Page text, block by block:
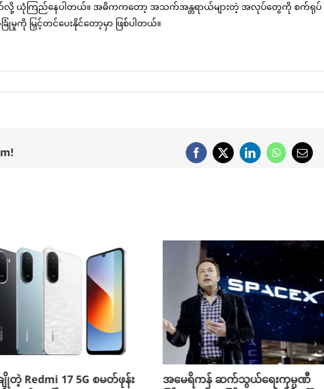
ယုံကြည်နေပါတယ်။ အဓိကကတော့ အသက်အန္တရာယ်များတဲ့ အလုပ်တွေကို စက်ရုပ်
ကို မြှင့်တင်ပေးနိုင်တော့မှာ ဖြစ်ပါတယ်။
Facebook
X LinkedInWhatsApp
Email
ျိုတဲ့ Redmi 17 5G စမတ်ဖုန်း
အမေရိကန် ဆက်သွယ်ရေးကုမ္ပဏီ